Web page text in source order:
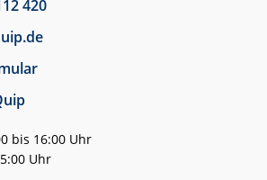
420
bis 16:00 Uhr
Uhr